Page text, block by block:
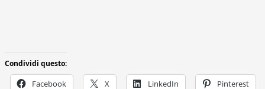
Condividi questo:
Facebook X LinkedIn Pinterest